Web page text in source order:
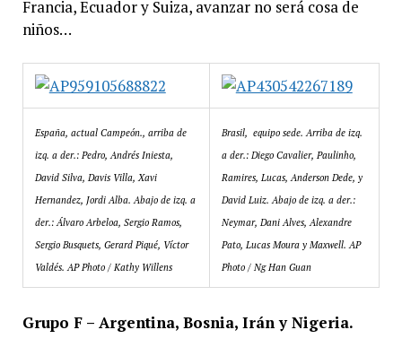
Francia, Ecuador y Suiza, avanzar no será cosa de
niños…
España, actual Campeón., arriba de
izq. a der.: Pedro, Andrés Iniesta,
David Silva, Davis Villa, Xavi
Hernandez, Jordi Alba. Abajo de izq. a
der.: Álvaro Arbeloa, Sergio Ramos,
Sergio Busquets, Gerard Piqué, Víctor
Valdés. AP Photo / Kathy Willens
Brasil, equipo sede. Arriba de izq.
a der.: Diego Cavalier, Paulinho,
Ramires, Lucas, Anderson Dede, y
David Luiz. Abajo de izq. a der.:
Neymar, Dani Alves, Alexandre
Pato, Lucas Moura y Maxwell. AP
Photo / Ng Han Guan
Grupo F – Argentina, Bosnia, Irán y Nigeria.